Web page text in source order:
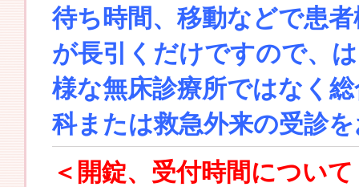
待ち時間、移動などで患
が長引くだけですので、
様な無床診療所ではなく
科または救急外来の受診
＜開錠、受付時間につい